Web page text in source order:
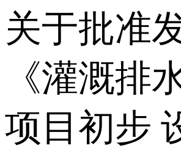
关于批准
《灌溉排
项目初步